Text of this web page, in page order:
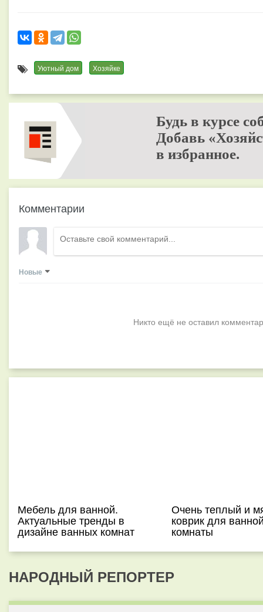
Уютный дом Хозяйке
Будь в курсе
Добавь
в избранное.
Комментарии
Новые
Никто ещё не оставил
Мебель для ванной.
Актуальные тренды в
дизайне ванных комнат
Очень теплый и
коврик для
комнаты
НАРОДНЫЙ РЕПОРТЕР